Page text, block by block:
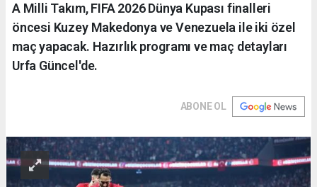
A Milli Takım, FIFA 2026 Dünya Kupası finalleri
öncesi Kuzey Makedonya ve Venezuela ile iki özel
maç yapacak. Hazırlık programı ve maç detayları
Urfa Güncel'de.
ABONE OL